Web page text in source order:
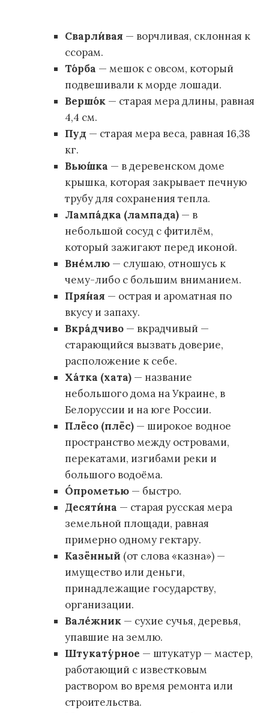
Сварли́вая — ворчливая, склонная к
ссорам.
То́рба — мешок с овсом, который
подвешивали к морде лошади.
Вершо́к — старая мера длины, равная
4,4 см.
Пуд — старая мера веса, равная 16,38
кг.
Вью́шка — в деревенском доме
крышка, которая закрывает печную
трубу для сохранения тепла.
Лампа́дка (лампада) — в
небольшой сосуд с фитилём,
который зажигают перед иконой.
Вне́млю — слушаю, отношусь к
чему-либо с большим вниманием.
Пря́ная — острая и ароматная по
вкусу и запаху.
Вкра́дчиво — вкрадчивый —
старающийся вызвать доверие,
расположение к себе.
Ха́тка (хата) — название
небольшого дома на Украине, в
Белоруссии и на юге России.
Плёсо (плёс) — широкое водное
пространство между островами,
перекатами, изгибами реки и
большого водоёма.
О́прометью — быстро.
Десяти́на — старая русская мера
земельной площади, равная
примерно одному гектару.
Казённый (от слова «казна») —
имущество или деньги,
принадлежащие государству,
организации.
Вале́жник — сухие сучья, деревья,
упавшие на землю.
Штукату́рное — штукатур — мастер,
работающий с известковым
раствором во время ремонта или
строительства.